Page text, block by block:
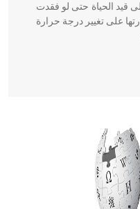
قيد الحياة حتى لو فقدت
على تغيير درجة حرارة
في جروح الرأس. ويعود